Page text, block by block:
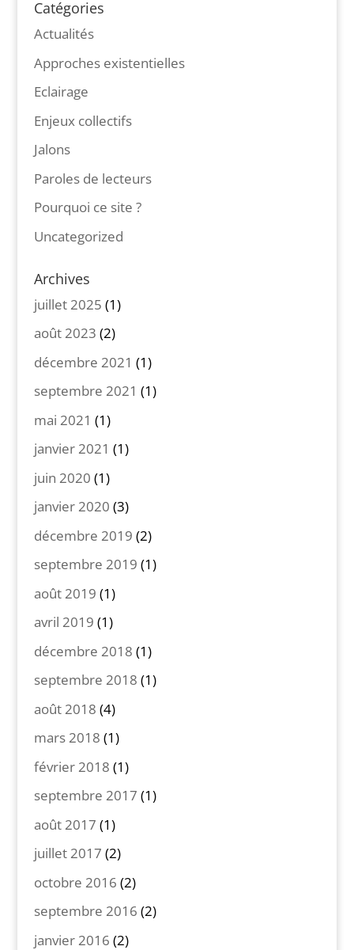
Catégories
Actualités
Approches existentielles
Eclairage
Enjeux collectifs
Jalons
Paroles de lecteurs
Pourquoi ce site ?
Uncategorized
Archives
juillet 2025 (1)
août 2023 (2)
décembre 2021 (1)
septembre 2021 (1)
mai 2021 (1)
janvier 2021 (1)
juin 2020 (1)
janvier 2020 (3)
décembre 2019 (2)
septembre 2019 (1)
août 2019 (1)
avril 2019 (1)
décembre 2018 (1)
septembre 2018 (1)
août 2018 (4)
mars 2018 (1)
février 2018 (1)
septembre 2017 (1)
août 2017 (1)
juillet 2017 (2)
octobre 2016 (2)
septembre 2016 (2)
janvier 2016 (2)